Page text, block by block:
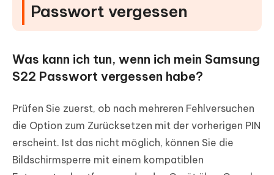
Passwort vergessen
Was kann ich tun, wenn ich mein Samsung
S22 Passwort vergessen habe?
Prüfen Sie zuerst, ob nach mehreren Fehlversuchen
die Option zum Zurücksetzen mit der vorherigen PIN
erscheint. Ist das nicht möglich, können Sie die
Bildschirmsperre mit einem kompatiblen